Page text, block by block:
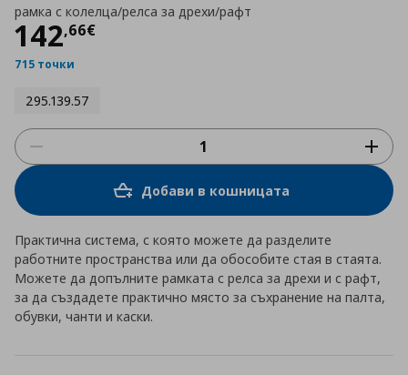
рамка с колелца/релса за дрехи/рафт
142,66€
Цена
715 точки
295.139.57
Добави в кошницата
Практична система, с която можете да разделите
работните пространства или да обособите стая в стаята.
Можете да допълните рамката с релса за дрехи и с рафт,
за да създадете практично място за съхранение на палта,
обувки, чанти и каски.